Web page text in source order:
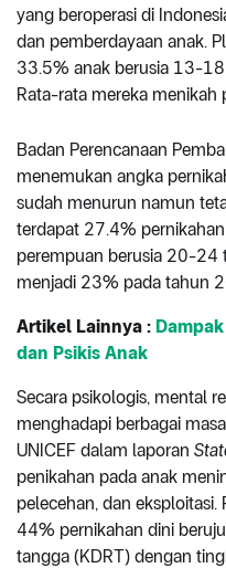
yang beroperasi di
dan pemberdayaan anak.
33.5% anak berusia 13-
Rata-rata mereka
Badan Perencanaan
menemukan angka
sudah menurun namun
terdapat 27.4%
perempuan berusia 20-24
menjadi 23% pada tahun
Artikel Lainnya :
dan Psikis Anak
Secara psikologis, mental
menghadapi berbagai
UNICEF dalam laporan
penikahan pada anak
pelecehan, dan
44% pernikahan dini
tangga (KDRT) dengan